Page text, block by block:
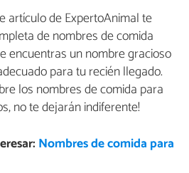
artículo de ExpertoAnimal te
de nombres de comida
encuentras un nombre gracioso
para tu recién llegado.
los nombres de comida para
no te dejarán indiferente!
Nombres de comida para